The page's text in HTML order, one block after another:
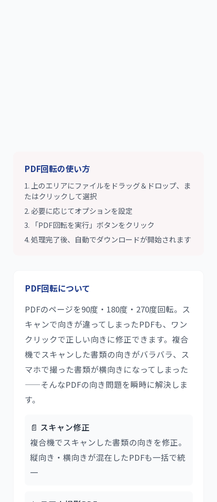
PDF回転の使い方
上のエリアにファイルをドラッグ＆ドロップ、ま
たはクリックして選択
必要に応じてオプションを設定
「PDF回転を実行」ボタンをクリック
処理完了後、自動でダウンロードが開始されます
PDF回転について
PDFのページを90度・180度・270度回転。ス
キャンで向きが違ってしまったPDFも、ワン
クリックで正しい向きに修正できます。複合
機でスキャンした書類の向きがバラバラ、ス
マホで撮った書類が横向きになってしまった
——そんなPDFの向き問題を瞬時に解決しま
す。
📄 スキャン修正
複合機でスキャンした書類の向きを修正。
縦向き・横向きが混在したPDFも一括で統
一